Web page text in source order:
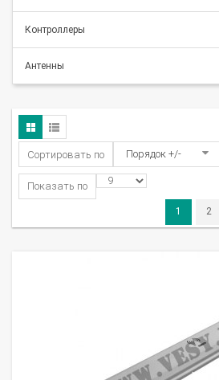
Контроллеры
Антенны
Сортировать по Порядок +/-
Показать по
1 2